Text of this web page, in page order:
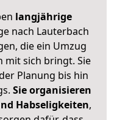
langjährige
nach Lauterbach
die ein Umzug
mit sich bringt. Sie
Planung bis hin
Sie organisieren
Habseligkeiten,